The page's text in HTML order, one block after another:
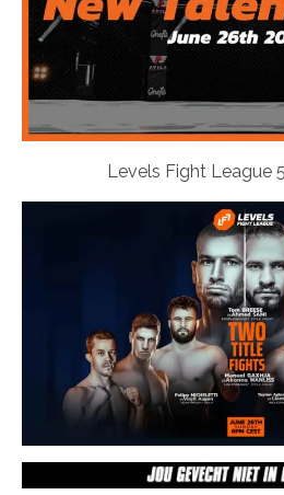
Levels Fight League